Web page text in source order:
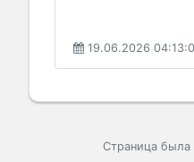
19.06.2026
Страница была